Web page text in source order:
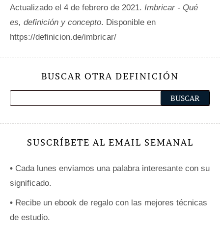
Actualizado el 4 de febrero de 2021. Imbricar - Qué
es, definición y concepto. Disponible en
https://definicion.de/imbricar/
BUSCAR OTRA DEFINICIÓN
SUSCRÍBETE AL EMAIL SEMANAL
• Cada lunes enviamos una palabra interesante con su
significado.
• Recibe un ebook de regalo con las mejores técnicas
de estudio.